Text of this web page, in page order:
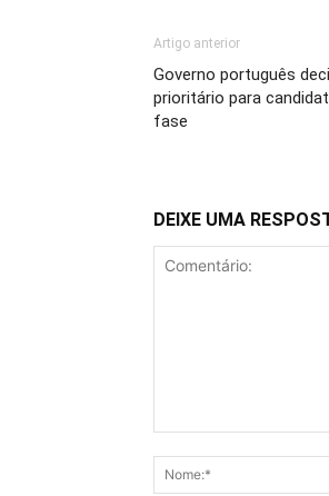
Artigo anterior
Governo português
prioritário para
fase
DEIXE UMA